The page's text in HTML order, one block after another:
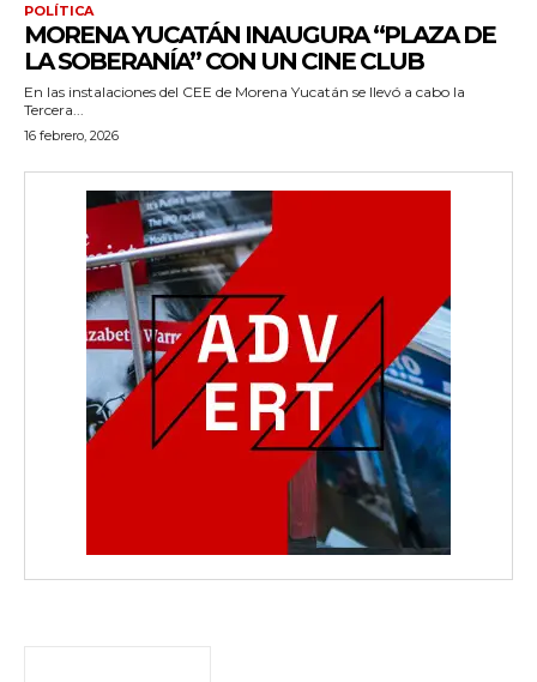
POLÍTICA
MORENA YUCATÁN INAUGURA “PLAZA DE
LA SOBERANÍA” CON UN CINE CLUB
En las instalaciones del CEE de Morena Yucatán se llevó a cabo la
Tercera...
16 febrero, 2026